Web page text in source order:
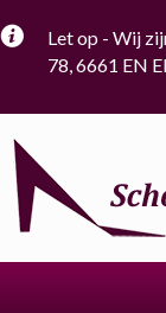
Let op - Wij
78, 6661 EN